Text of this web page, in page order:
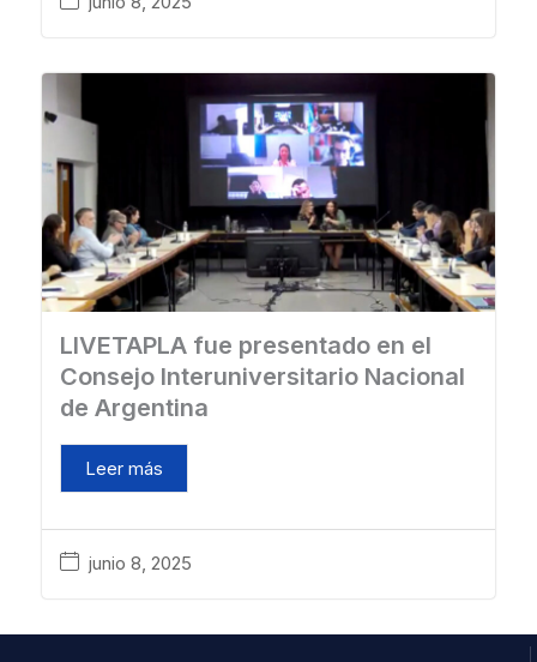
LIVETAPLA fue presentado en el
Consejo Interuniversitario Nacional
de Argentina
junio 8, 2025
Leer más